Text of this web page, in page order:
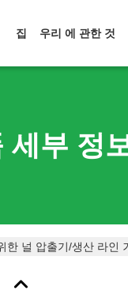
집 우리 에 관한 것
세부 정
한 널 압출기/생산 라인